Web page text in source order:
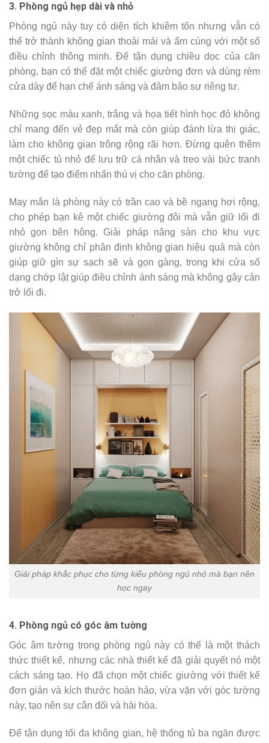
3. Phòng ngủ hẹp dài và nhỏ
Phòng ngủ này tuy có diện tích khiêm tốn nhưng vẫn có
thể trở thành không gian thoải mái và ấm cúng với một số
điều chỉnh thông minh. Để tận dụng chiều dọc của căn
phòng, bạn có thể đặt một chiếc giường đơn và dùng rèm
cửa dày để hạn chế ánh sáng và đảm bảo sự riêng tư.
Những sọc màu xanh, trắng và họa tiết hình học đỏ không
chỉ mang đến vẻ đẹp mắt mà còn giúp đánh lừa thị giác,
làm cho không gian trông rộng rãi hơn. Đừng quên thêm
một chiếc tủ nhỏ để lưu trữ cá nhân và treo vài bức tranh
tường để tạo điểm nhấn thú vị cho căn phòng.
May mắn là phòng này có trần cao và bề ngang hơi rộng,
cho phép bạn kê một chiếc giường đôi mà vẫn giữ lối đi
nhỏ gọn bên hông. Giải pháp nâng sàn cho khu vực
giường không chỉ phân định không gian hiệu quả mà còn
giúp giữ gìn sự sạch sẽ và gọn gàng, trong khi cửa sổ
dạng chớp lật giúp điều chỉnh ánh sáng mà không gây cản
trở lối đi.
Giải pháp khắc phục cho từng kiểu phòng ngủ nhỏ mà bạn nên
học ngay
4. Phòng ngủ có góc âm tường
Góc âm tường trong phòng ngủ này có thể là một thách
thức thiết kế, nhưng các nhà thiết kế đã giải quyết nó một
cách sáng tạo. Họ đã chọn một chiếc giường với thiết kế
đơn giản và kích thước hoàn hảo, vừa vặn với góc tường
này, tạo nên sự cân đối và hài hòa.
Để tận dụng tối đa không gian, hệ thống tủ ba ngăn được